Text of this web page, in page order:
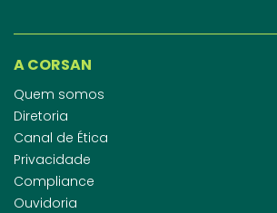
A CORSAN
Quem somos
Diretoria
Canal de Ética
Privacidade
Compliance
Ouvidoria